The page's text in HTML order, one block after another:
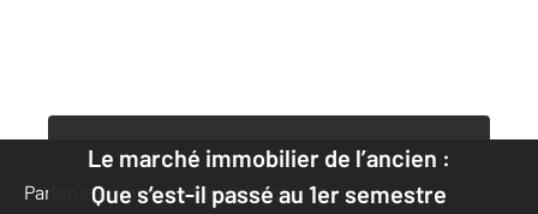
Le marché immobilier de l’ancien :
Que s’est-il passé au 1er semestre
Parlons de vous, parlons biens